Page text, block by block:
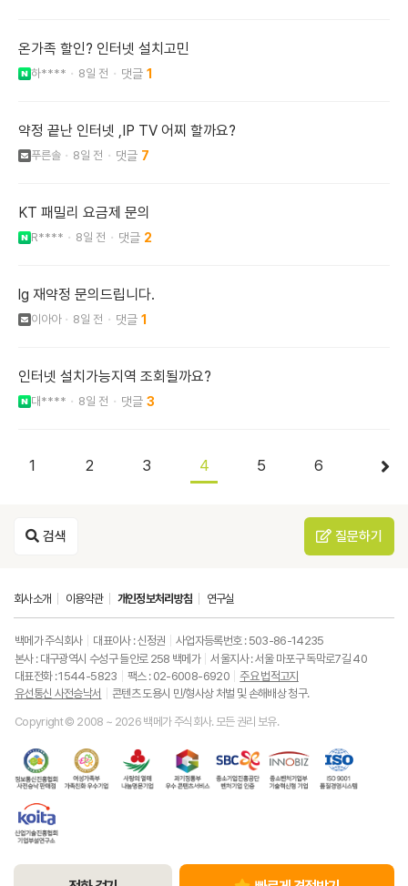
온가족 할인? 인터넷 설치고민
하**** 8일 전 1
약정 끝난 인터넷 ,IP TV 어찌 할까요?
푸른솔 8일 전 7
KT 패밀리 요금제 문의
R**** 8일 전 2
lg 재약정 문의드립니다.
이아아 8일 전 1
인터넷 설치가능지역 조회될까요?
대**** 8일 전 3
1 2 3 4 5 6
검색 질문하기
회사소개 이용약관 개인정보처리방침 연구실
백메가 주식회사 대표이사 : 신정권
사업자등록번호 : 503-86-14235
본사 : 대구광역시 수성구 들안로 258 백메가
서울지사 : 서울 마포구 독막로7길 40
대표전화 : 1544-5823
팩스 : 02-6008-6920
주요 법적고지
유선통신 사전승낙서
콘텐츠 도용시 민/형사상 처벌 및 손해배상 청구.
Copyright © 2008 ~ 2026 백메가 주식회사. 모든 권리 보유.
정
보
신
진
흥
유
가
랑
의
열
통
서
중
소
기
업
중
소
벤
처
ISO9001
경
한
국
산
업
술